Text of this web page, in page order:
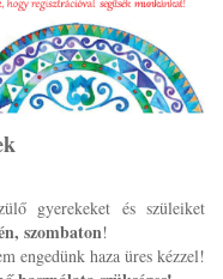
gyerekeket és szüleiket
szombaton!
engedünk haza üres kézzel!